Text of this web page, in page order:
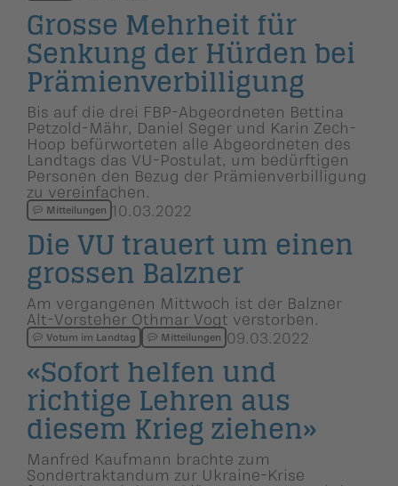
Grosse Mehrheit für
Senkung der Hürden bei
Prämienver­bil­li­gung
Bis auf die drei FBP-Abgeordneten Bettina
Petzold-Mähr, Daniel Seger und Karin Zech-
Hoop befürworteten alle Abgeordneten des
Landtags das VU-Postulat, um bedürftigen
Personen den Bezug der Prämienverbilligung
zu vereinfachen.
Mitteilungen 10.03.2022
Die VU trauert um einen
grossen Balzner
Am vergangenen Mittwoch ist der Balzner
Alt-Vorsteher Othmar Vogt verstorben.
Votum im Landtag Mitteilungen 09.03.2022
«Sofort helfen und
richtige Lehren aus
diesem Krieg ziehen»
Manfred Kaufmann brachte zum
Sondertraktandum zur Ukraine-Krise